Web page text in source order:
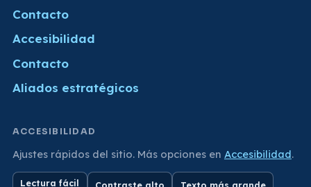
Contacto
Accesibilidad
Contacto
Aliados estratégicos
ACCESIBILIDAD
Ajustes rápidos del sitio. Más opciones en Accesibilidad.
Lectura fácil